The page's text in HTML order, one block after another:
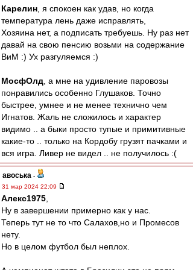
Карелин , я спокоен как удав, но когда
температура лень даже исправлять,
Хозяина нет, а подписать требуешь. Ну раз нет
давай на свою пенсию возьми на содержание
ВиМ :) Ух разгуляемся :)
МосфОлд , а мне на удивление паровозы
понравились особенно Глушаков. Точно
быстрее, умнее и не менее технично чем
Игнатов. Жаль не сложилось и характер
видимо .. а быки просто тупые и примитивные
какие-то .. только на Кордобу грузят пачками и
вся игра. Ливер не видел .. не получилось :(
авоська -
31 мар 2024 22:09
Алекс1975
Ну в завершении примерно как у нас.
Теперь тут не то что Салахов,но и Промесов
нету.
Но в целом футбол был неплох.